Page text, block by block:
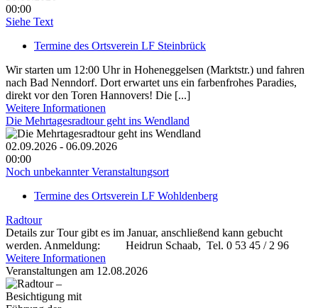
00:00
Siehe Text
Termine des Ortsverein LF Steinbrück
Wir starten um 12:00 Uhr in Hoheneggelsen (Marktstr.) und fahren
nach Bad Nenndorf. Dort erwartet uns ein farbenfrohes Paradies,
direkt vor den Toren Hannovers! Die [...]
Weitere Informationen
Die Mehrtagesradtour geht ins Wendland
02.09.2026 - 06.09.2026
00:00
Noch unbekannter Veranstaltungsort
Termine des Ortsverein LF Wohldenberg
Radtour
Details zur Tour gibt es im Januar, anschließend kann gebucht
werden. Anmeldung: Heidrun Schaab, Tel. 0 53 45 / 2 96
Weitere Informationen
Veranstaltungen am 12.08.2026